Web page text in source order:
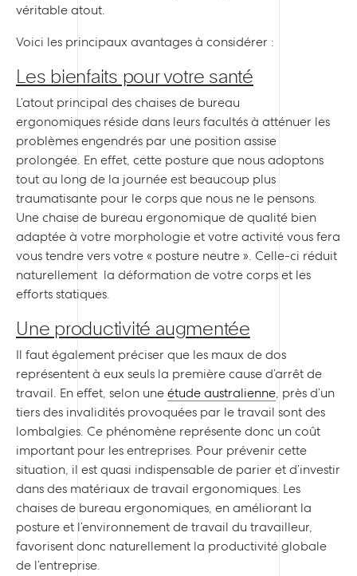
véritable atout.
Voici les principaux avantages à considérer :
Les bienfaits pour votre santé
L’atout principal des chaises de bureau
ergonomiques réside dans leurs facultés à atténuer les
problèmes engendrés par une position assise
prolongée. En effet, cette posture que nous adoptons
tout au long de la journée est beaucoup plus
traumatisante pour le corps que nous ne le pensons.
Une chaise de bureau ergonomique de qualité bien
adaptée à votre morphologie et votre activité vous fera
vous tendre vers votre « posture neutre ». Celle-ci réduit
naturellement la déformation de votre corps et les
efforts statiques.
Une productivité augmentée
Il faut également préciser que les maux de dos
représentent à eux seuls la première cause d’arrêt de
travail. En effet, selon uneétude australienne, près d’un
tiers des invalidités provoquées par le travail sont des
lombalgies. Ce phénomène représente donc un coût
important pour les entreprises. Pour prévenir cette
situation, il est quasi indispensable de parier et d’investir
dans des matériaux de travail ergonomiques. Les
chaises de bureau ergonomiques, en améliorant la
posture et l’environnement de travail du travailleur,
favorisent donc naturellement la productivité globale
de l’entreprise.